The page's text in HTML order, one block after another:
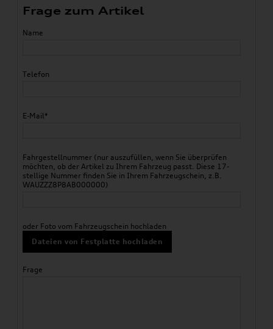
Frage zum Artikel
Name
Telefon
E-Mail*
Fahrgestellnummer (nur auszufüllen, wenn Sie überprüfen
möchten, ob der Artikel zu Ihrem Fahrzeug passt. Diese 17-
stellige Nummer finden Sie in Ihrem Fahrzeugschein, z.B.
WAUZZZ8P8AB000000)
oder Foto vom Fahrzeugschein hochladen
Dateien von Festplatte hochladen
Frage